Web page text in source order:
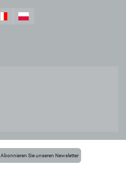
Abonnieren Sie unseren Newsletter